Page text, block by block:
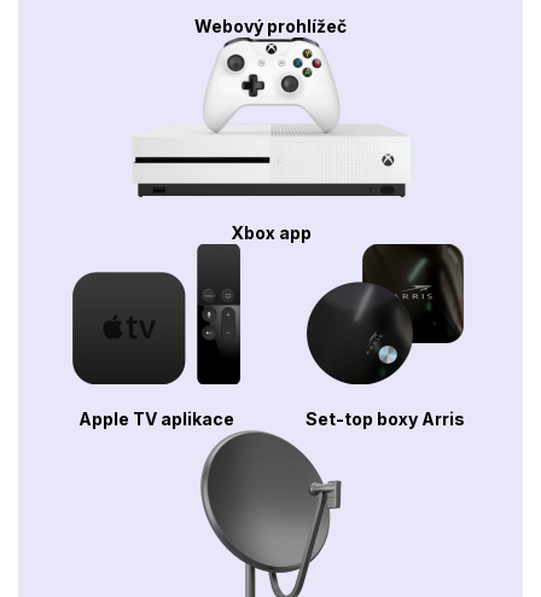
Webový prohlížeč
Xbox app
Apple TV aplikace Set-top boxy Arris